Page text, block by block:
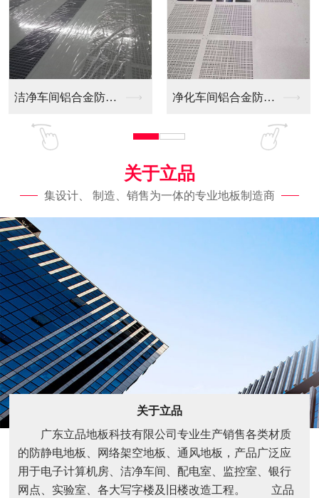
全铝防静电地板
关于立品
集设计、 制造、销售为一体的专业地板制造商
关于立品
广东立品地板科技有限公司专业生产销售各类材质
的防静电地板、网络架空地板、通风地板，产品广泛应
用于电子计算机房、洁净车间、配电室、监控室、银行
网点、实验室、各大写字楼及旧楼改造工程。 立品